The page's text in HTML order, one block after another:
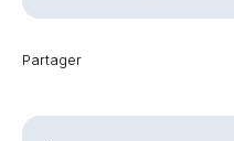
Partager